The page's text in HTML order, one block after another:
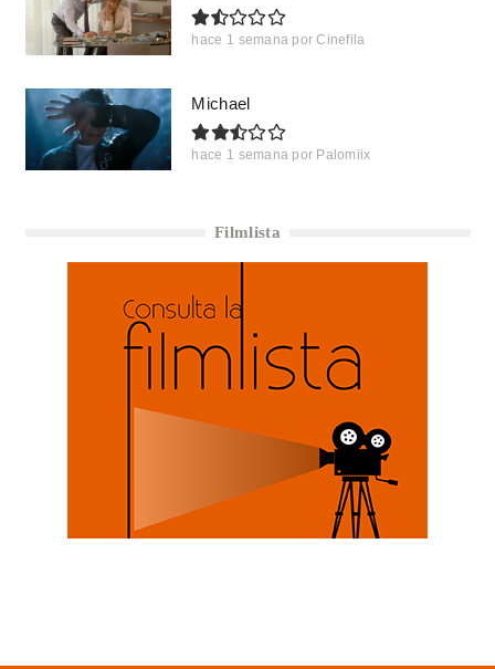
hace 1 semana por Cinefila
Michael
hace 1 semana por Palomiix
Filmlista